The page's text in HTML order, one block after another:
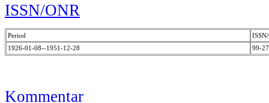
ISSN/ONR
Period
1926-01-08--1951-12-28
99-
Kommentar